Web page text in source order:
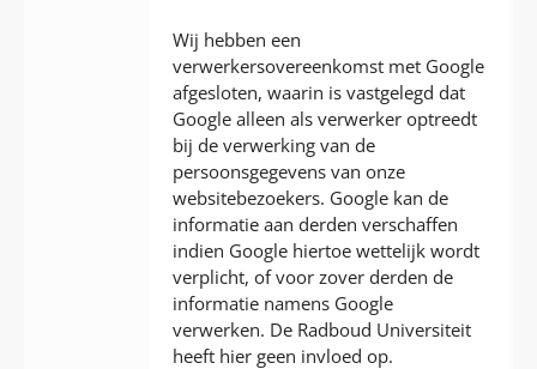
Wij hebben een
verwerkersovereenkomst met Google
afgesloten, waarin is vastgelegd dat
Google alleen als verwerker optreedt
bij de verwerking van de
persoonsgegevens van onze
websitebezoekers. Google kan de
informatie aan derden verschaffen
indien Google hiertoe wettelijk wordt
verplicht, of voor zover derden de
informatie namens Google
verwerken. De Radboud Universiteit
heeft hier geen invloed op.